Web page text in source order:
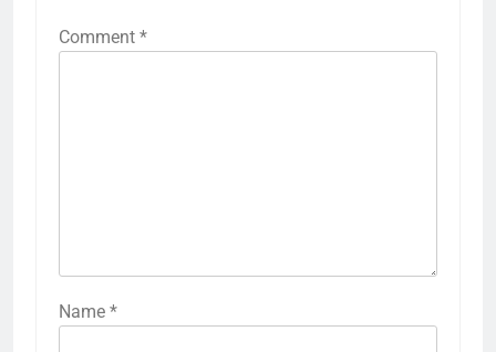
Comment *
Name *